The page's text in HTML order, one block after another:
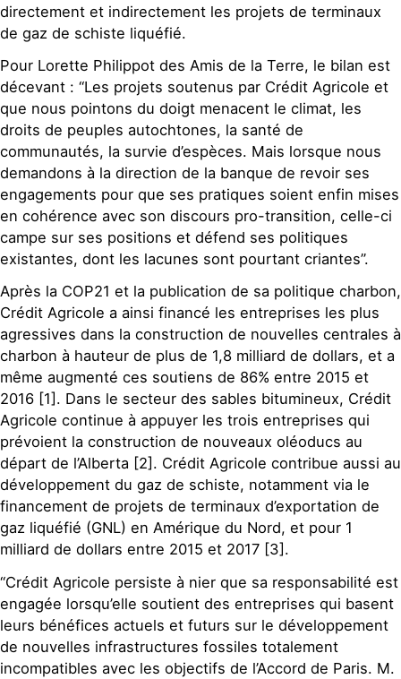
directement et indirectement les projets de terminaux
de gaz de schiste liquéfié.
Pour Lorette Philippot des Amis de la Terre, le bilan est
décevant : “Les projets soutenus par Crédit Agricole et
que nous pointons du doigt menacent le climat, les
droits de peuples autochtones, la santé de
communautés, la survie d’espèces. Mais lorsque nous
demandons à la direction de la banque de revoir ses
engagements pour que ses pratiques soient enfin mises
en cohérence avec son discours pro-transition, celle-ci
campe sur ses positions et défend ses politiques
existantes, dont les lacunes sont pourtant criantes”.
Après la COP21 et la publication de sa politique charbon,
Crédit Agricole a ainsi financé les entreprises les plus
agressives dans la construction de nouvelles centrales à
charbon à hauteur de plus de 1,8 milliard de dollars, et a
même augmenté ces soutiens de 86% entre 2015 et
2016 [1]. Dans le secteur des sables bitumineux, Crédit
Agricole continue à appuyer les trois entreprises qui
prévoient la construction de nouveaux oléoducs au
départ de l’Alberta [2]. Crédit Agricole contribue aussi au
développement du gaz de schiste, notamment via le
financement de projets de terminaux d’exportation de
gaz liquéfié (GNL) en Amérique du Nord, et pour 1
milliard de dollars entre 2015 et 2017 [3].
“Crédit Agricole persiste à nier que sa responsabilité est
engagée lorsqu’elle soutient des entreprises qui basent
leurs bénéfices actuels et futurs sur le développement
de nouvelles infrastructures fossiles totalement
incompatibles avec les objectifs de l’Accord de Paris. M.